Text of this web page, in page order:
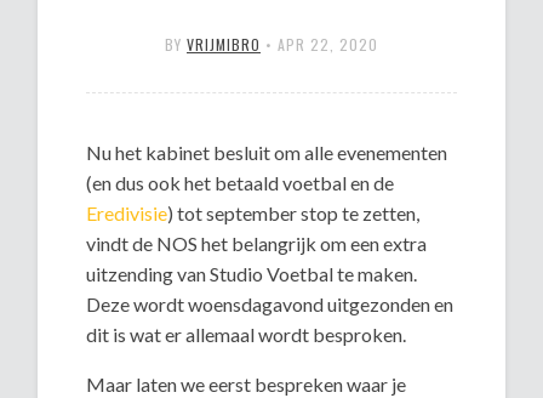
BY VRIJMIBRO • APR 22, 2020
Nu het kabinet besluit om alle evenementen
(en dus ook het betaald voetbal en de
Eredivisie) tot september stop te zetten,
vindt de NOS het belangrijk om een extra
uitzending van Studio Voetbal te maken.
Deze wordt woensdagavond uitgezonden en
dit is wat er allemaal wordt besproken.
Maar laten we eerst bespreken waar je